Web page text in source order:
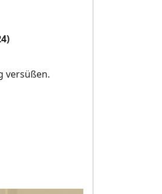
versüßen.